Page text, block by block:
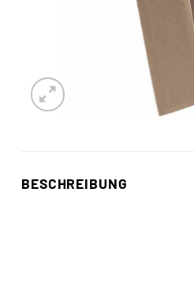
BESCHREIBUNG